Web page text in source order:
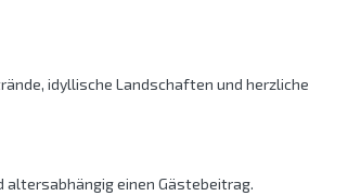
idyllische Landschaften und herzliche
altersabhängig einen Gästebeitrag.